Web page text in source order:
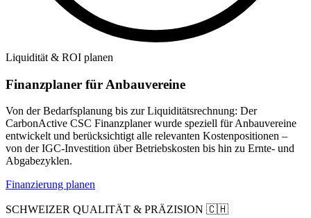
Liquidität & ROI planen
Finanzplaner für Anbauvereine
Von der Bedarfsplanung bis zur Liquiditätsrechnung: Der
CarbonActive CSC Finanzplaner wurde speziell für Anbauvereine
entwickelt und berücksichtigt alle relevanten Kostenpositionen –
von der IGC-Investition über Betriebskosten bis hin zu Ernte- und
Abgabezyklen.
Finanzierung planen
SCHWEIZER QUALITÄT & PRÄZISION 🇨🇭